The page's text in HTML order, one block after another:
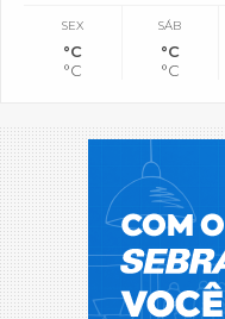
SEX
°C
°C
SÁB
°C
°C